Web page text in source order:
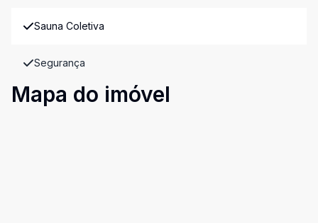
Sauna Coletiva
Segurança
Mapa do imóvel